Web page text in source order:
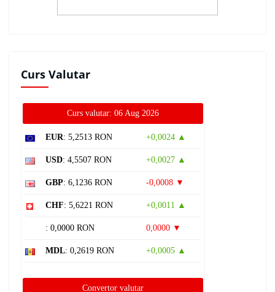
Curs Valutar
Curs valutar: 06 Aug 2026
EUR: 5,2513 RON +0,0024 ▲
USD: 4,5507 RON +0,0027 ▲
GBP: 6,1236 RON -0,0008 ▼
CHF: 5,6221 RON +0,0011 ▲
: 0,0000 RON 0,0000 ▼
MDL: 0,2619 RON +0,0005 ▲
Convertor valutar